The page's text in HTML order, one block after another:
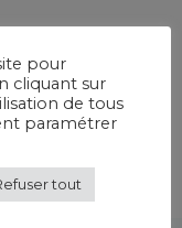
pour
cliquant sur
de tous
paramétrer
tout